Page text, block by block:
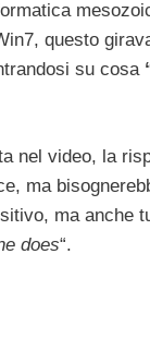
questo
su cosa
nel video, la
ma
ma anche
does“.